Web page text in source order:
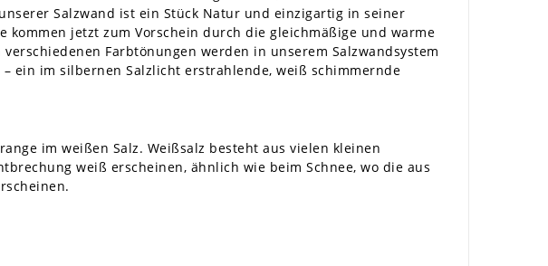
Salzwand ist ein Stück Natur und einzigartig in seiner
jetzt zum Vorschein durch die gleichmäßige und warme
Farbtönungen werden in unserem Salzwandsystem
ein im silbernen Salzlicht erstrahlende, weiß schimmernde
im weißen Salz. Weißsalz besteht aus vielen kleinen
weiß erscheinen, ähnlich wie beim Schnee, wo die aus